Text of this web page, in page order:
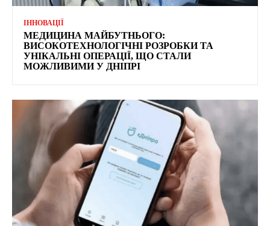
ІННОВАЦІЇ
МЕДИЦИНА МАЙБУТНЬОГО:
ВИСОКОТЕХНОЛОГІЧНІ РОЗРОБКИ ТА
УНІКАЛЬНІ ОПЕРАЦІЇ, ЩО СТАЛИ
МОЖЛИВИМИ У ДНІПРІ